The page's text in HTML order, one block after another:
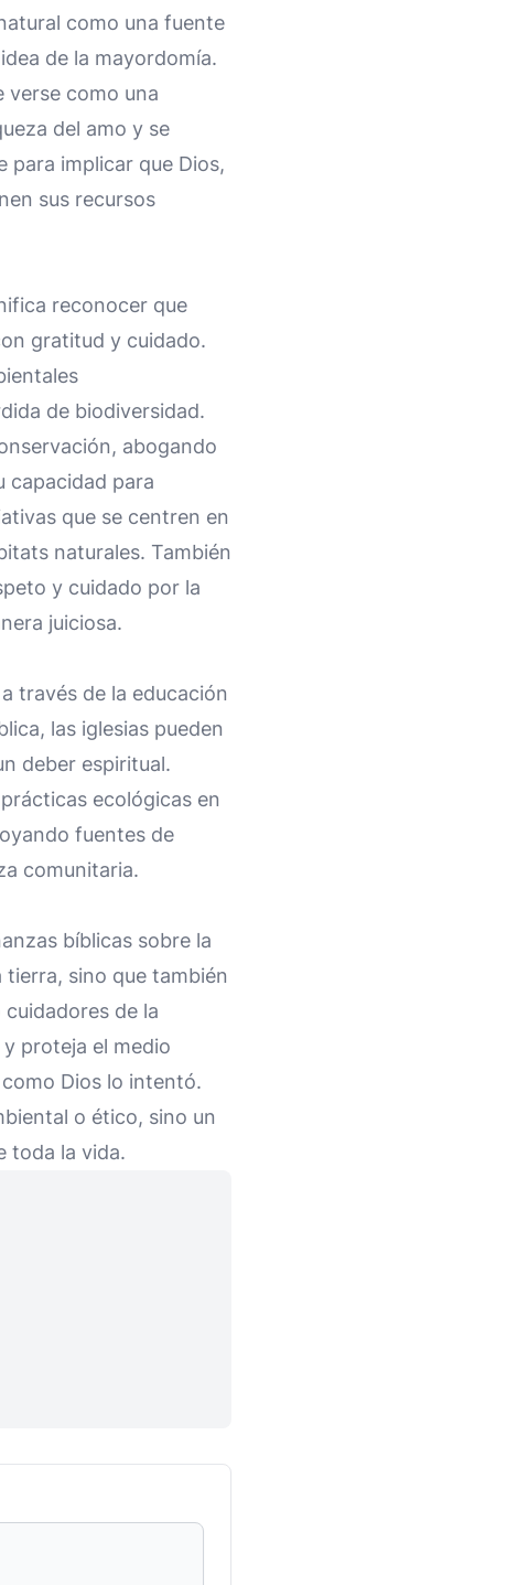
como una fuente
de la mayordomía.
verse como una
del amo y se
para implicar que Dios,
sus recursos
reconocer que
gratitud y cuidado.
de biodiversidad.
abogando
capacidad para
que se centren en
naturales. También
y cuidado por la
juiciosa.
través de la educación
las iglesias pueden
deber espiritual.
ecológicas en
fuentes de
comunitaria.
bíblicas sobre la
sino que también
de la
proteja el medio
Dios lo intentó.
o ético, sino un
toda la vida.